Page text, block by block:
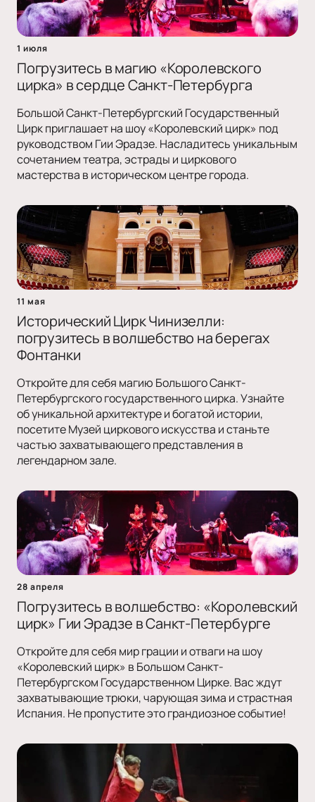
1 июля
Погрузитесь в магию «Королевского
цирка» в сердце Санкт-Петербурга
Большой Санкт-Петербургский Государственный
Цирк приглашает на шоу «Королевский цирк» под
руководством Гии Эрадзе. Насладитесь уникальным
сочетанием театра, эстрады и циркового
мастерства в историческом центре города.
11 мая
Исторический Цирк Чинизелли:
погрузитесь в волшебство на берегах
Фонтанки
Откройте для себя магию Большого Санкт-
Петербургского государственного цирка. Узнайте
об уникальной архитектуре и богатой истории,
посетите Музей циркового искусства и станьте
частью захватывающего представления в
легендарном зале.
28 апреля
Погрузитесь в волшебство: «Королевский
цирк» Гии Эрадзе в Санкт-Петербурге
Откройте для себя мир грации и отваги на шоу
«Королевский цирк» в Большом Санкт-
Петербургском Государственном Цирке. Вас ждут
захватывающие трюки, чарующая зима и страстная
Испания. Не пропустите это грандиозное событие!